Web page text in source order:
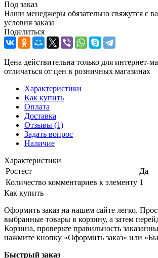
Под заказ
Наши менеджеры обязательно свяжутся с
условия заказа
Поделиться
Цена действительна только для интернет-
отличаться от цен в розничных магазинах
Характеристики
Как купить
Оплата
Доставка
Отзывы (1)
Задать вопрос
Наличие
Характеристики
Ростест
Да
Количество комментариев к элементу 1
Как купить
Оформить заказ на нашем сайте легко.
выбранные товары в корзину, а затем
Корзина, проверьте правильность
нажмите кнопку «Оформить заказ» или
Быстрый заказ